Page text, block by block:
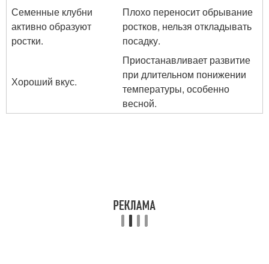
Семенные клубни
активно образуют
ростки.
Плохо переносит обрывание
ростков, нельзя откладывать
посадку.
Хороший вкус.
Приостанавливает развитие
при длительном понижении
температуры, особенно
весной.